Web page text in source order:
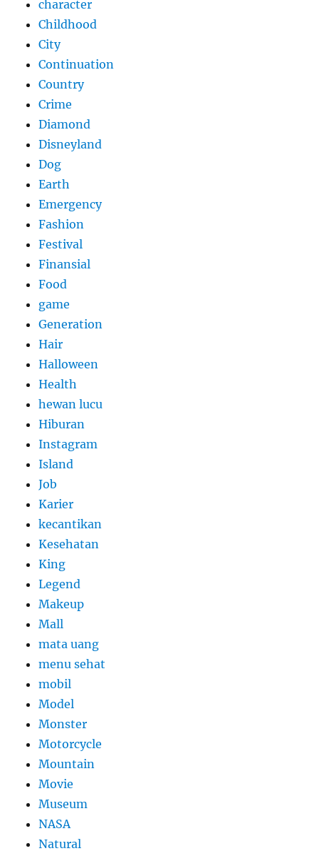
character
Childhood
City
Continuation
Country
Crime
Diamond
Disneyland
Dog
Earth
Emergency
Fashion
Festival
Finansial
Food
game
Generation
Hair
Halloween
Health
hewan lucu
Hiburan
Instagram
Island
Job
Karier
kecantikan
Kesehatan
King
Legend
Makeup
Mall
mata uang
menu sehat
mobil
Model
Monster
Motorcycle
Mountain
Movie
Museum
NASA
Natural